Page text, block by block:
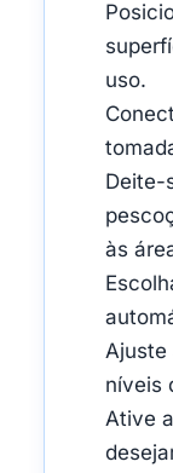
uso.
Deite-
às
Ajuste
níveis
Ative